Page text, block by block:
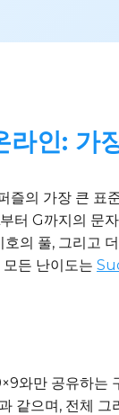
라인: 가
즐의 가장 큰 표
터 G까지의 문
의 풀, 그리고
든 난이도는
와만 공유하는
같으며, 전체